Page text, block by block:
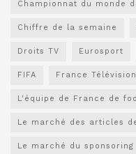
Championnat du monde
Chiffre de la semaine
Droits TV Eurosport
FIFA France
L'équipe de France de
Le marché des articles
Le marché du sponsoring